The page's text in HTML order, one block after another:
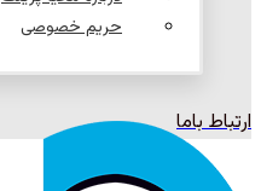
حریم خصوصی
ارتباط باما